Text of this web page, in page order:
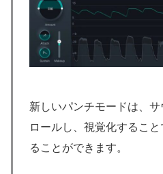
新しいパンチモードは、
ロールし、視覚化するこ
ることができます。